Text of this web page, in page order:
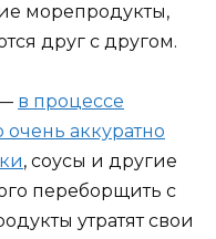
морепродукты,
друг с другом.
в процессе
аккуратно
, соусы и другие
переборщить с
утратят свои